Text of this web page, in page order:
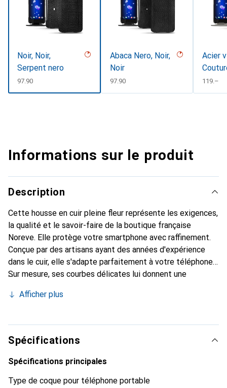
Noir, Noir,
Serpent nero
CHF
97.90
Abaca Nero, Noir,
Noir
CHF
97.90
Acier
CHF
119.–
Informations sur le produit
Description
Cette housse en cuir pleine fleur représente les exigences,
la qualité et le savoir-faire de la boutique française
Noreve. Elle protège votre smartphone avec raffinement.
Conçue par des artisans ayant des années d'expérience
dans le cuir, elle s'adapte parfaitement à votre téléphone.
Sur mesure, ses courbes délicates lui donnent une
indispensable pour votre smartphone. Reconnaissante à
marque Noreve est un choix sûr pour une clientèle
exigeante.
Afficher plus
Spécifications
Spécifications principales
Type de coque pour téléphone portable